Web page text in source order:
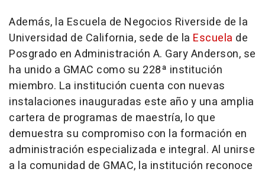
Además, la Escuela de Negocios Riverside de la
Universidad de California, sede de la Escuela de
Posgrado en Administración A. Gary Anderson, se
ha unido a GMAC como su 228ª institución
miembro. La institución cuenta con nuevas
instalaciones inauguradas este año y una amplia
cartera de programas de maestría, lo que
demuestra su compromiso con la formación en
administración especializada e integral. Al unirse
a la comunidad de GMAC, la institución reconoce